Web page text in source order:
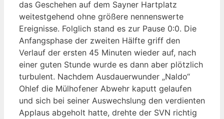
das Geschehen auf dem Sayner Hartplatz
weitestgehend ohne größere nennenswerte
Ereignisse. Folglich stand es zur Pause 0:0. Die
Anfangsphase der zweiten Hälfte griff den
Verlauf der ersten 45 Minuten wieder auf, nach
einer guten Stunde wurde es dann aber plötzlich
turbulent. Nachdem Ausdauerwunder „Naldo“
Ohlef die Mülhofener Abwehr kaputt gelaufen
und sich bei seiner Auswechslung den verdienten
Applaus abgeholt hatte, drehte der SVN richtig